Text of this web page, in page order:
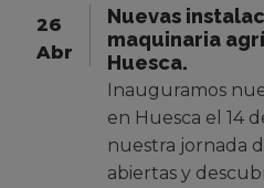
26
Abr
Nuevas
maquinaria
Huesca.
Inauguramos
en Huesca el 14
nuestra jornada
abiertas y